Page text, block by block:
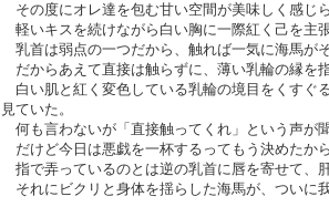
その度にオレ達を包む甘い空間が美味しく感じ
軽いキスを続けながら白い胸に一際紅く己を主
乳首は弱点の一つだから、触れば一気に海馬が
だからあえて直接は触らずに、薄い乳輪の縁を
白い肌と紅く変色している乳輪の境目をくすぐ
見ていた。
何も言わないが「直接触ってくれ」という声が
だけど今日は悪戯を一杯するってもう決めたか
指で弄っているのとは逆の乳首に唇を寄せて、
それにビクリと身体を揺らした海馬が、ついに